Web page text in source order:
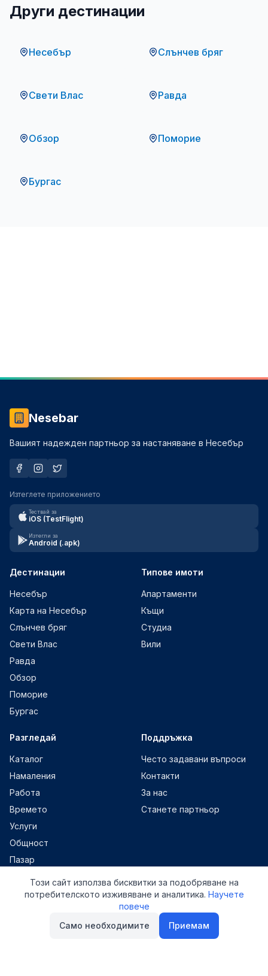
Други дестинации
Несебър Слънчев бряг
Свети Влас Равда
Обзор Поморие
Бургас
Nesebar
Вашият надежден партньор за настаняване в Несебър
Изтеглете приложението
Тествай за
iOS (TestFlight)
Изтегли за
Android (.apk)
Дестинации
Несебър
Карта на Несебър
Слънчев бряг
Свети Влас
Равда
Обзор
Поморие
Бургас
Типове имоти
Апартаменти
Къщи
Студиа
Вили
Разгледай
Каталог
Намаления
Работа
Времето
Услуги
Общност
Пазар
Статии
Поддръжка
Често задавани въпроси
Контакти
За нас
Станете партньор
Този сайт използва бисквитки за подобряване на
потребителското изживяване и аналитика. Научете
повече
Само необходимите
Приемам